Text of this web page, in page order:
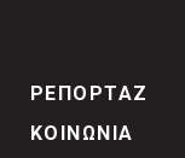
ΡΕΠΟΡΤΑΖ
ΚΟΙΝΩΝΙΑ